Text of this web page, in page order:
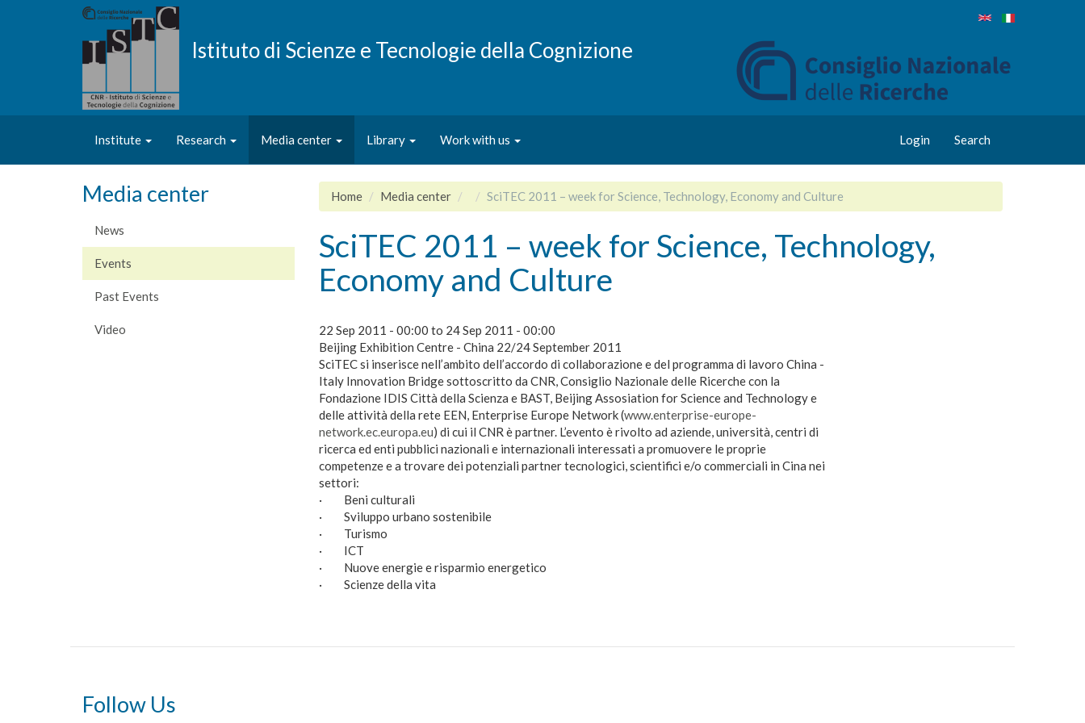
Istituto di Scienze e Tecnologie della Cognizione
Institute Research Media center Library Work with us Login Search
Media center
News
Events
Past Events
Video
Home Media center SciTEC 2011 – week for Science, Technology, Economy and Culture
SciTEC 2011 – week for Science, Technology,
Economy and Culture
22 Sep 2011 - 00:00 to 24 Sep 2011 - 00:00
Beijing Exhibition Centre - China 22/24 September 2011
SciTEC si inserisce nell’ambito dell’accordo di collaborazione e del programma di lavoro China -
Italy Innovation Bridge sottoscritto da CNR, Consiglio Nazionale delle Ricerche con la
Fondazione IDIS Città della Scienza e BAST, Beijing Assosiation for Science and Technology e
delle attività della rete EEN, Enterprise Europe Network (www.enterprise-europe-
network.ec.europa.eu) di cui il CNR è partner. L’evento è rivolto ad aziende, università, centri di
ricerca ed enti pubblici nazionali e internazionali interessati a promuovere le proprie
competenze e a trovare dei potenziali partner tecnologici, scientifici e/o commerciali in Cina nei
settori:
· Beni culturali
· Sviluppo urbano sostenibile
· Turismo
· ICT
· Nuove energie e risparmio energetico
· Scienze della vita
Follow Us